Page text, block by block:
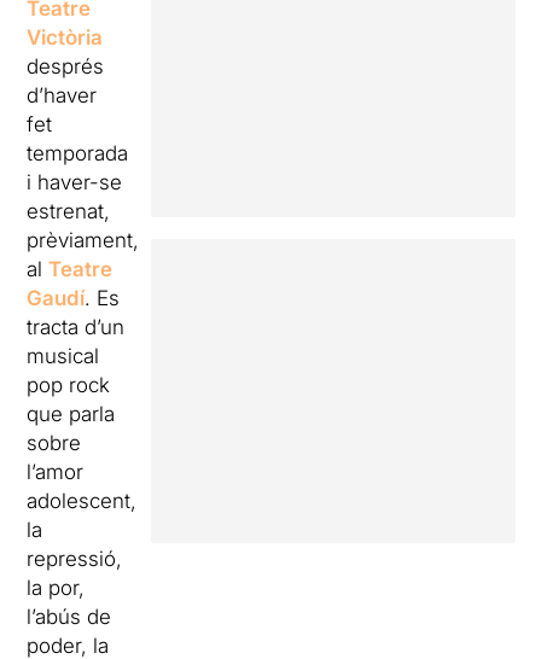
Teatre
Victòria
després
d’haver
fet
temporada
i haver-se
estrenat,
prèviament,
alTeatre
Gaudí. Es
tracta d’un
musical
pop rock
que parla
sobre
l’amor
adolescent,
la
repressió,
la por,
l’abús de
poder, la